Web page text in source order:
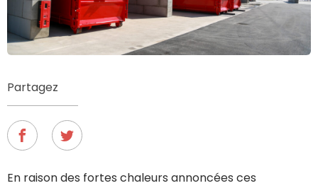
Partagez
En raison des fortes chaleurs annoncées ces